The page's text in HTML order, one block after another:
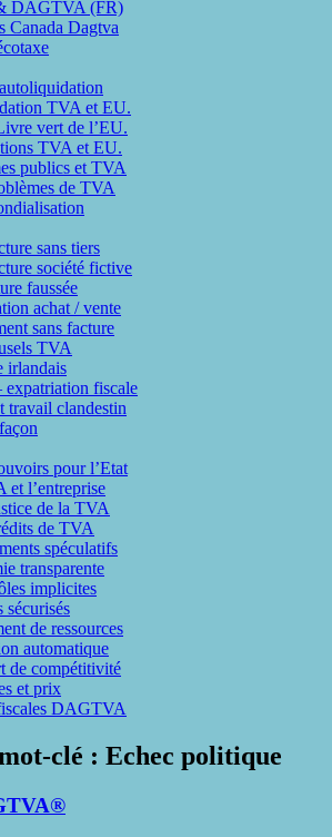
DAGTVA (FR)
Canada Dagtva
TVA et EU.
vert de l’EU.
TVA et EU.
publics et TVA
de TVA
sans tiers
société fictive
faussée
achat / vente
sans facture
TVA
irlandais
expatriation fiscale
travail clandestin
pour l’Etat
l’entreprise
de la TVA
de TVA
spéculatifs
transparente
implicites
sécurisés
de ressources
automatique
de compétitivité
et prix
DAGTVA
clé : Echec politique